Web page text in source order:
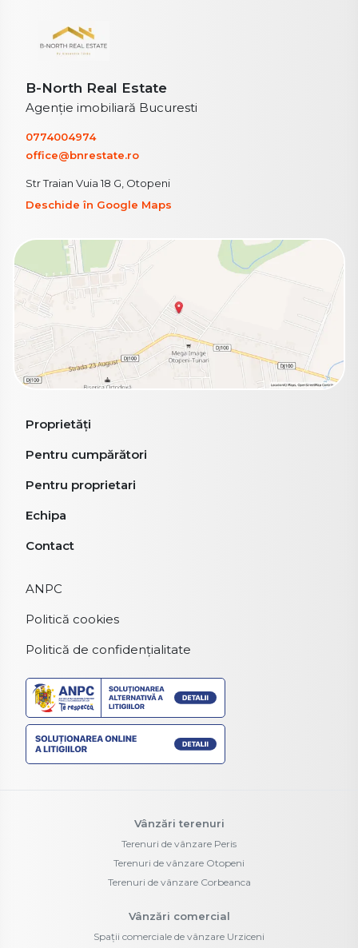
B-North Real Estate
Agenție imobiliară Bucuresti
0774004974
office@bnrestate.ro
Str Traian Vuia 18 G, Otopeni
Deschide în Google Maps
Proprietăți
Pentru cumpărători
Pentru proprietari
Echipa
Contact
ANPC
Politică cookies
Politică de confidențialitate
Vânzări terenuri
Terenuri de vânzare Peris
Terenuri de vânzare Otopeni
Terenuri de vânzare Corbeanca
Vânzări comercial
Spații comerciale de vânzare Urziceni